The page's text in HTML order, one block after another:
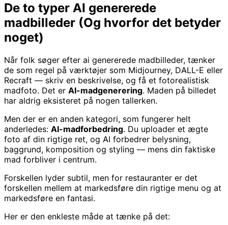
De to typer AI genererede
madbilleder (Og hvorfor det betyder
noget)
Når folk søger efter ai genererede madbilleder, tænker
de som regel på værktøjer som Midjourney, DALL-E eller
Recraft — skriv en beskrivelse, og få et fotorealistisk
madfoto. Det er AI-madgenerering. Maden på billedet
har aldrig eksisteret på nogen tallerken.
Men der er en anden kategori, som fungerer helt
anderledes: AI-madforbedring. Du uploader et ægte
foto af din rigtige ret, og AI forbedrer belysning,
baggrund, komposition og styling — mens din faktiske
mad forbliver i centrum.
Forskellen lyder subtil, men for restauranter er det
forskellen mellem at markedsføre din rigtige menu og at
markedsføre en fantasi.
Her er den enkleste måde at tænke på det: